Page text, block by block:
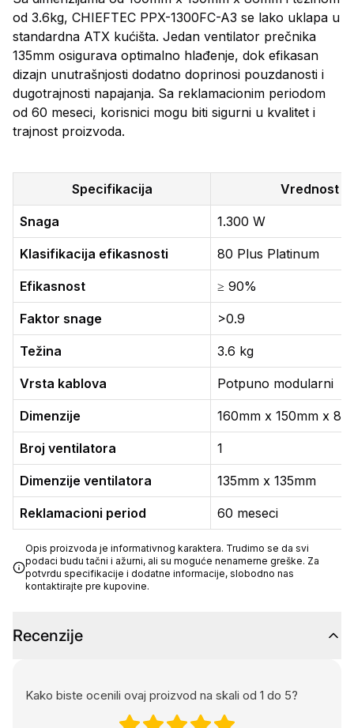
od 3.6kg, CHIEFTEC PPX-1300FC-A3 se lako uklapa u
standardna ATX kućišta. Jedan ventilator prečnika
135mm osigurava optimalno hlađenje, dok efikasan
dizajn unutrašnjosti dodatno doprinosi pouzdanosti i
dugotrajnosti napajanja. Sa reklamacionim periodom
od 60 meseci, korisnici mogu biti sigurni u kvalitet i
trajnost proizvoda.
Specifikacija Vrednost
Snaga 1.300 W
Klasifikacija efikasnosti 80 Plus Platinum
Efikasnost ≥ 90%
Faktor snage >0.9
Težina 3.6 kg
Vrsta kablova Potpuno modularni
Dimenzije 160mm x 150mm x
Broj ventilatora 1
Dimenzije ventilatora 135mm x 135mm
Reklamacioni period 60 meseci
Opis proizvoda je informativnog karaktera. Trudimo se da svi
podaci budu tačni i ažurni, ali su moguće nenamerne greške. Za
potvrdu specifikacije i dodatne informacije, slobodno nas
kontaktirajte pre kupovine.
Recenzije
Kako biste ocenili ovaj proizvod na skali od 1 do 5?